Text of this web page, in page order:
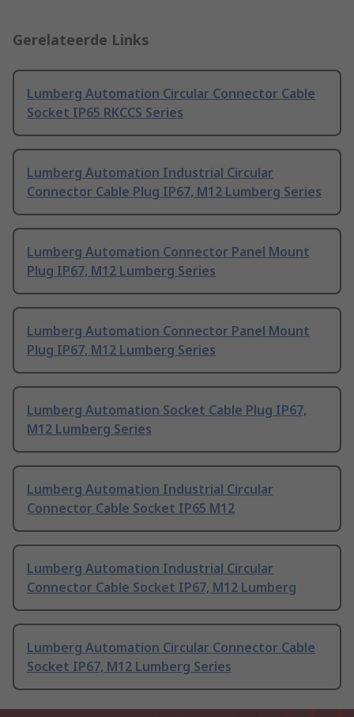
Gerelateerde Links
Lumberg Automation Circular Connector Cable
Socket IP65 RKCCS Series
Lumberg Automation Industrial Circular
Connector Cable Plug IP67, M12 Lumberg Series
Lumberg Automation Connector Panel Mount
Plug IP67, M12 Lumberg Series
Lumberg Automation Connector Panel Mount
Plug IP67, M12 Lumberg Series
Lumberg Automation Socket Cable Plug IP67,
M12 Lumberg Series
Lumberg Automation Industrial Circular
Connector Cable Socket IP65 M12
Lumberg Automation Industrial Circular
Connector Cable Socket IP67, M12 Lumberg
Lumberg Automation Circular Connector Cable
Socket IP67, M12 Lumberg Series